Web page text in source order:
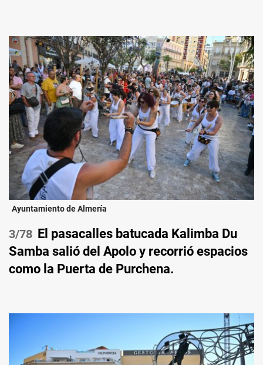
Ayuntamiento de Almería
/78 El pasacalles batucada Kalimba Du
Samba salió del Apolo y recorrió espacios
como la Puerta de Purchena.